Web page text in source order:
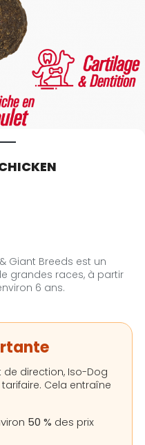
Giant Breeds est un
grandes races, à partir
6 ans.
de direction, Iso-Dog
Cela entraîne
50 % des prix